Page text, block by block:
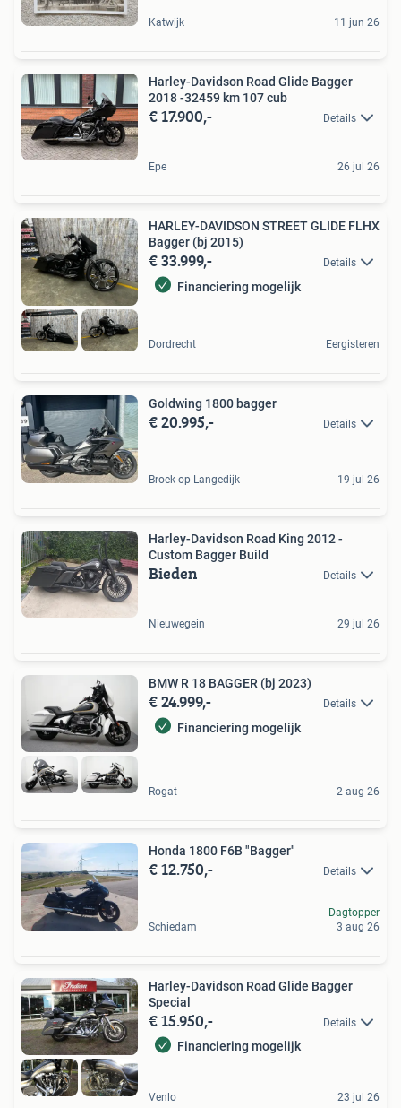
Katwijk 11 jun 26
Harley-Davidson Road Glide Bagger
2018 -32459 km 107 cub
€ 17.900,- Details
Epe 26 jul 26
HARLEY-DAVIDSON STREET GLIDE FLHX
Bagger (bj 2015)
€ 33.999,- Details
Financiering mogelijk
Dordrecht Eergisteren
Goldwing 1800 bagger
€ 20.995,- Details
Broek op Langedijk 19 jul 26
Harley-Davidson Road King 2012 -
Custom Bagger Build
Bieden Details
Nieuwegein 29 jul 26
BMW R 18 BAGGER (bj 2023)
€ 24.999,- Details
Financiering mogelijk
Rogat 2 aug 26
Honda 1800 F6B "Bagger"
€ 12.750,- Details
Schiedam
Dagtopper
3 aug 26
Harley-Davidson Road Glide Bagger
Special
€ 15.950,- Details
Financiering mogelijk
Venlo 23 jul 26